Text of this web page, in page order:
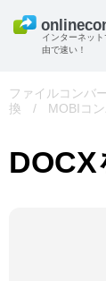
インターネッ
由で速い！
ファイルコンバ
換
/ MOBIコ